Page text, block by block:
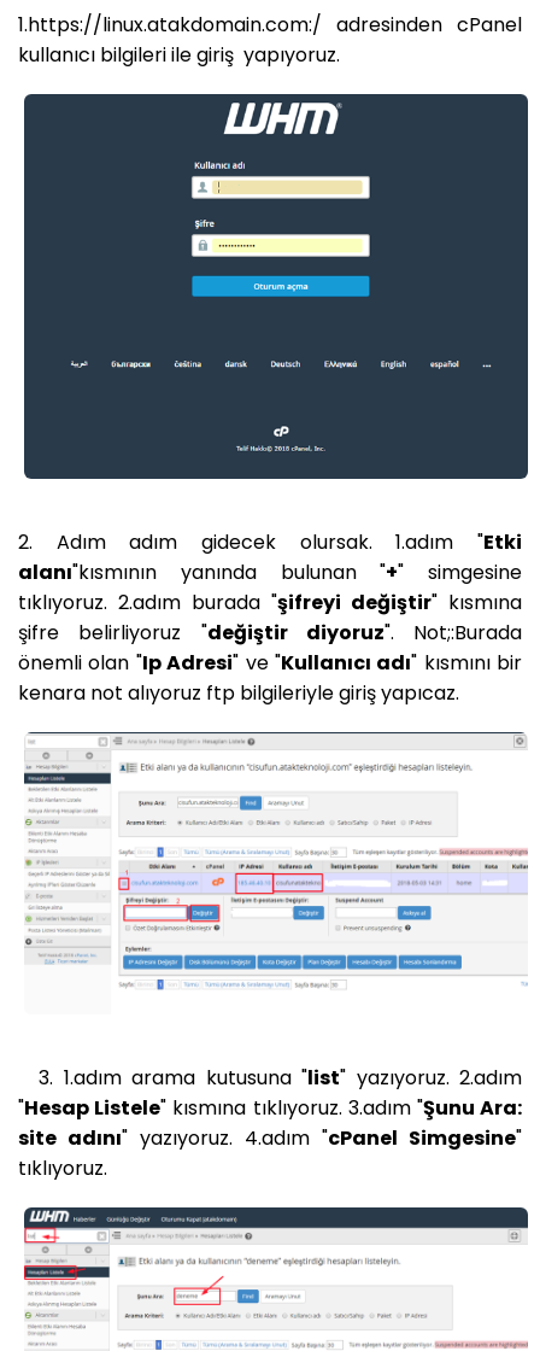
1.https://linux.atakdomain.com:/ adresinden cPanel
kullanıcı bilgileri ile giriş yapıyoruz.
2. Adım adım gidecek olursak. 1.adım "Etki
alanı"kısmının yanında bulunan "+" simgesine
tıklıyoruz. 2.adım burada "şifreyi değiştir" kısmına
şifre belirliyoruz "değiştir diyoruz". Not;:Burada
önemli olan "Ip Adresi" ve "Kullanıcı adı" kısmını bir
kenara not alıyoruz ftp bilgileriyle giriş yapıcaz.
3. 1.adım arama kutusuna "list" yazıyoruz. 2.adım
"Hesap Listele" kısmına tıklıyoruz. 3.adım "Şunu Ara:
site adını" yazıyoruz. 4.adım "cPanel Simgesine"
tıklıyoruz.